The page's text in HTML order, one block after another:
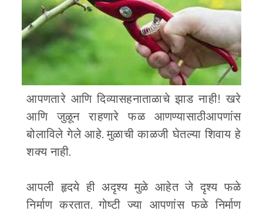
आपणतारे आणि दिव्यासहनाताळाचे झाड नाही! खरे
आणि जुळून राहणारे फळ आणण्यासाठीआपणांस
बोलाविले गेले आहे. मुळाची काळजी घेतल्या शिवाय हे
शक्य नाही.
आपली हृदये ही अदृश्य मुळे आहेत जे दृश्य फळे
निर्माण करतात. गोष्टी ज्या आपणांस फळे निर्माण